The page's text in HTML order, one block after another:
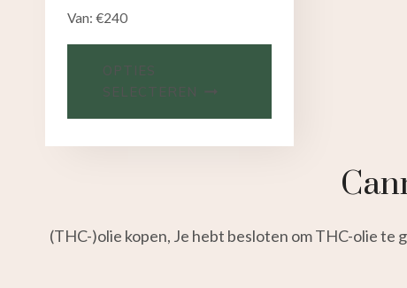
Van: €240
OPTIES
SELECTEREN
(THC-)olie kopen, Je hebt besloten om THC-olie te